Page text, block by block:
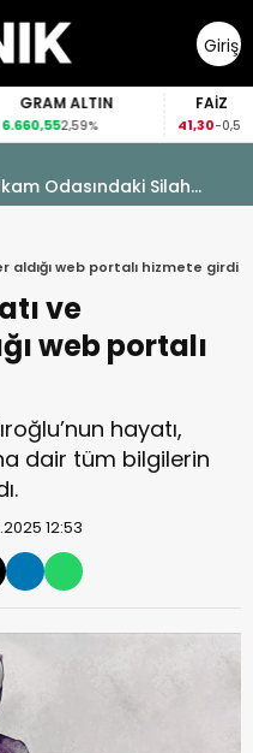
Giriş
Yap
GRAM ALTIN
2,59%
FAİZ
41,30-0,55%
Odasındaki Silah
aldığı web portalı hizmete girdi
ve
web portalı
hayatı,
dair tüm bilgilerin
12:53